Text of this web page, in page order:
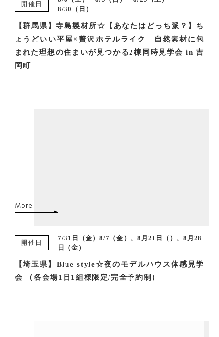
開催日
8/30（日）
【群馬県】寺島製材所☆【あなたはどっち派？】ち
ょうどいい平屋×贅沢ホテルライク 自然素材に包
まれた理想の住まいが見つかる2棟同時見学会 in 吉
岡町
More
開催日
7/31日（金）8/7（金）、8月21日（）、8月28
日（金）
【埼玉県】Blue style☆夜のモデルハウス体感見学
会 （各会場1日1組様限定/完全予約制）